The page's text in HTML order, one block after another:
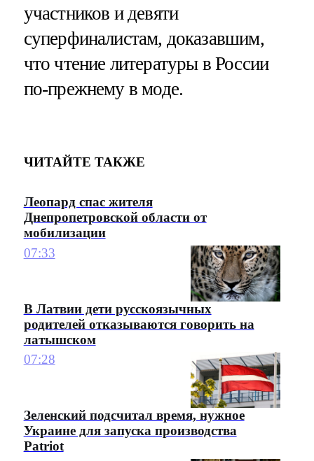
участников и девяти
суперфиналистам, доказавшим,
что чтение литературы в России
по-прежнему в моде.
ЧИТАЙТЕ ТАКЖЕ
Леопард спас жителя
Днепропетровской области от
мобилизации
07:33
В Латвии дети русскоязычных
родителей отказываются говорить на
латышском
07:28
Зеленский подсчитал время, нужное
Украине для запуска производства
Patriot